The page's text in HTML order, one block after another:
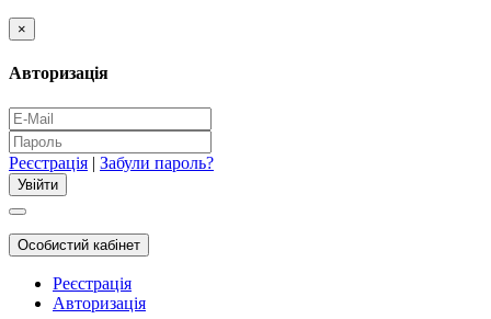
×
Авторизація
Реєстрація | Забули пароль?
Особистий кабінет
Реєстрація
Авторизація